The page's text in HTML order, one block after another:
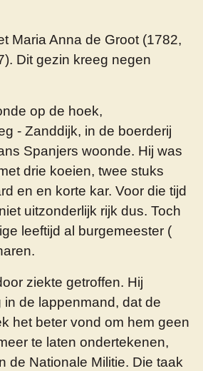
Maria Anna de Groot (1782,
Dit gezin kreeg negen
op de hoek,
- Zanddijk, in de boerderij
Spanjers woonde. Hij was
drie koeien, twee stuks
en en korte kar. Voor die tijd
uitzonderlijk rijk dus. Toch
leeftijd al burgemeester (
ziekte getroffen. Hij
de lappenmand, dat de
het beter vond om hem geen
te laten ondertekenen,
de Nationale Militie. Die taak